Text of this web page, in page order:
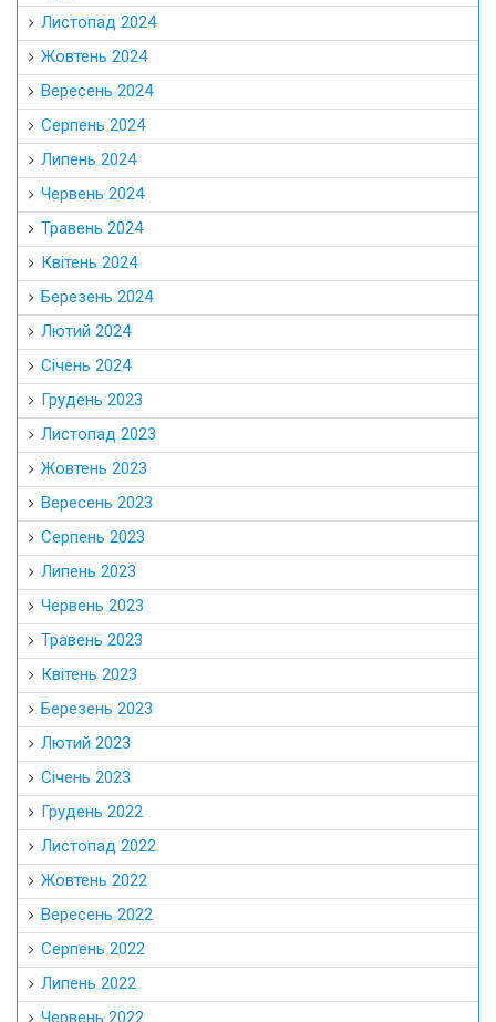
Листопад 2024
Жовтень 2024
Вересень 2024
Серпень 2024
Липень 2024
Червень 2024
Травень 2024
Квітень 2024
Березень 2024
Лютий 2024
Січень 2024
Грудень 2023
Листопад 2023
Жовтень 2023
Вересень 2023
Серпень 2023
Липень 2023
Червень 2023
Травень 2023
Квітень 2023
Березень 2023
Лютий 2023
Січень 2023
Грудень 2022
Листопад 2022
Жовтень 2022
Вересень 2022
Серпень 2022
Липень 2022
Червень 2022